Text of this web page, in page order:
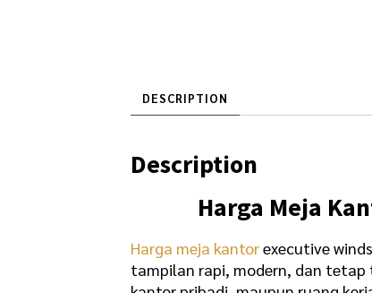
DESCRIPTION
Description
Harga Meja
Harga meja kantorexecutive
tampilan rapi, modern, dan tetap